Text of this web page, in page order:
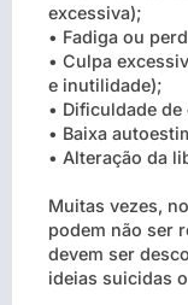
excessiva);
• Fadiga ou
• Culpa
e inutilidade);
• Dificuldade
• Baixa
• Alteração da
Muitas vezes,
podem não ser
devem ser
ideias suicidas